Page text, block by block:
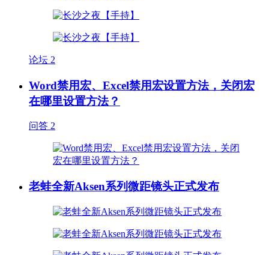
论坛 2
Word禁用宏、Excel禁用宏设置方法，关闭宏
在哪里设置方法？
问答 2
老蛙全新Aksen系列微距镜头正式发布